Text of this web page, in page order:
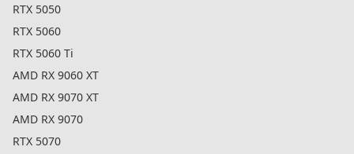
RTX 5050
RTX 5060
RTX 5060 Ti
AMD RX 9060 XT
AMD RX 9070 XT
AMD RX 9070
RTX 5070